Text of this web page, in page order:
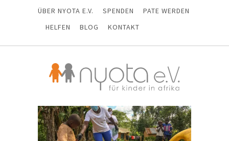
ÜBER NYOTA E.V. SPENDEN
PATE WERDEN
HELFEN
BLOG KONTAKT